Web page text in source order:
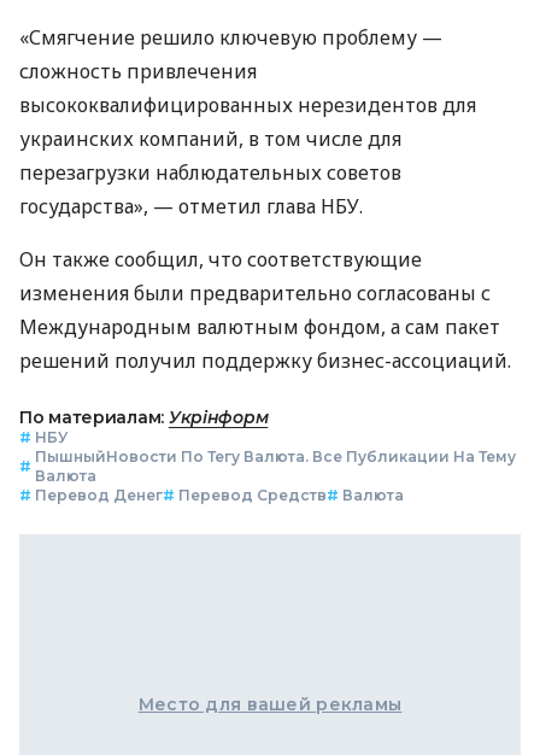
«Смягчение решило ключевую проблему —
сложность привлечения
высококвалифицированных нерезидентов для
украинских компаний, в том числе для
перезагрузки наблюдательных советов
государства», — отметил глава НБУ.
Он также сообщил, что соответствующие
изменения были предварительно согласованы с
Международным валютным фондом, а сам пакет
решений получил поддержку бизнес-ассоциаций.
По материалам: Укрінформ
# НБУ
#
ПышныйНовости По Тегу Валюта. Все Публикации На Тему
Валюта
# Перевод Денег# Перевод Средств# Валюта
Место для вашей рекламы